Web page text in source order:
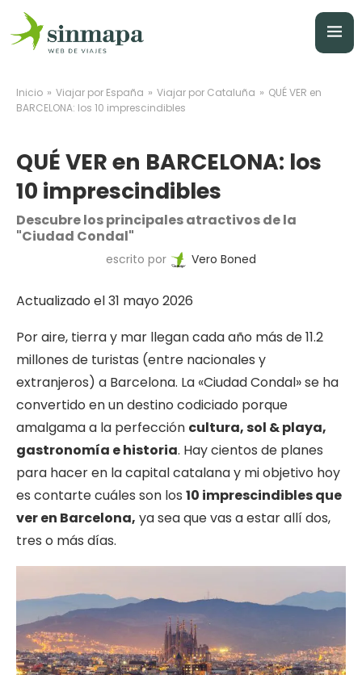
Inicio » Viajar por España » Viajar por Cataluña » QUÉ VER en
BARCELONA: los 10 imprescindibles
QUÉ VER en BARCELONA: los
10 imprescindibles
Descubre los principales atractivos de la
"Ciudad Condal"
escrito por Vero Boned
Actualizado el 31 mayo 2026
Por aire, tierra y mar llegan cada año más de 11.2
millones de turistas (entre nacionales y
extranjeros) a Barcelona. La «Ciudad Condal» se ha
convertido en un destino codiciado porque
amalgama a la perfección cultura, sol & playa,
gastronomía e historia. Hay cientos de planes
para hacer en la capital catalana y mi objetivo hoy
es contarte cuáles son los 10 imprescindibles que
ver en Barcelona, ya sea que vas a estar allí dos,
tres o más días.